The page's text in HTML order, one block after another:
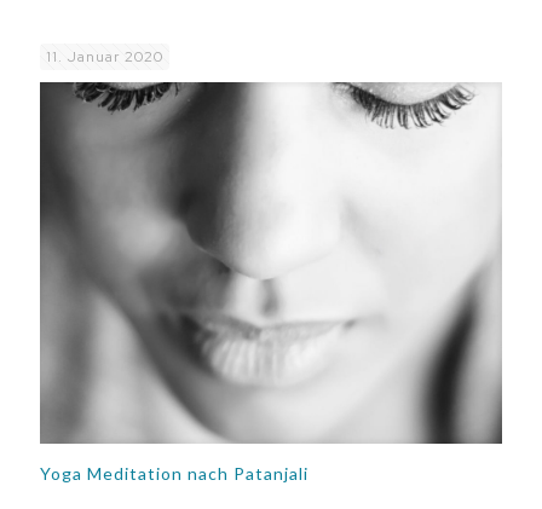
11. Januar 2020
Yoga Meditation nach Patanjali